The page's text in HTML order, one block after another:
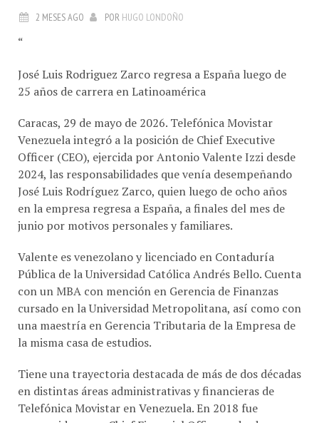
25 años de carrera en Latinoamérica
Venezuela integró a la posición de Chief Executive
Officer (CEO), ejercida por Antonio Valente Izzi desde
2024, las responsabilidades que venía desempeñando
José Luis Rodríguez Zarco, quien luego de ocho años
en la empresa regresa a España, a finales del mes de
junio por motivos personales y familiares.
Pública de la Universidad Católica Andrés Bello. Cuenta
con un MBA con mención en Gerencia de Finanzas
cursado en la Universidad Metropolitana, así como con
una maestría en Gerencia Tributaria de la Empresa de
la misma casa de estudios.
en distintas áreas administrativas y financieras de
Telefónica Movistar en Venezuela. En 2018 fue
promovido como Chief Financial Officer y desde